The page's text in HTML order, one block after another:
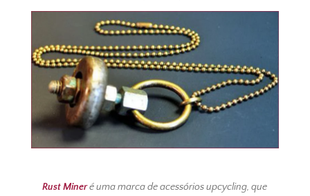
Rust Mineré uma marca de acessórios upcycling, que